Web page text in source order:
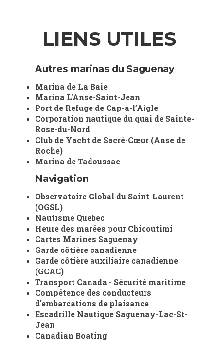
LIENS UTILES
Autres marinas du Saguenay
Marina de La Baie
Marina L'Anse-Saint-Jean
Port de Refuge de Cap-à-l’Aigle
Corporation nautique du quai de Sainte-
Rose-du-Nord
Club de Yacht de Sacré-Cœur (Anse de
Roche)
Marina de Tadoussac
Navigation
Observatoire Global du Saint-Laurent
(OGSL)
Nautisme Québec
Heure des marées pour Chicoutimi
Cartes Marines Saguenay
Garde côtière canadienne
Garde côtière auxiliaire canadienne
(GCAC)
Transport Canada - Sécurité maritime
Compétence des conducteurs
d'embarcations de plaisance
Escadrille Nautique Saguenay-Lac-St-
Jean
Canadian Boating